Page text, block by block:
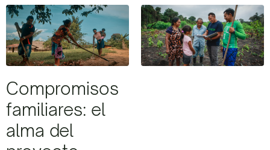
Compromisos
familiares: el
alma del